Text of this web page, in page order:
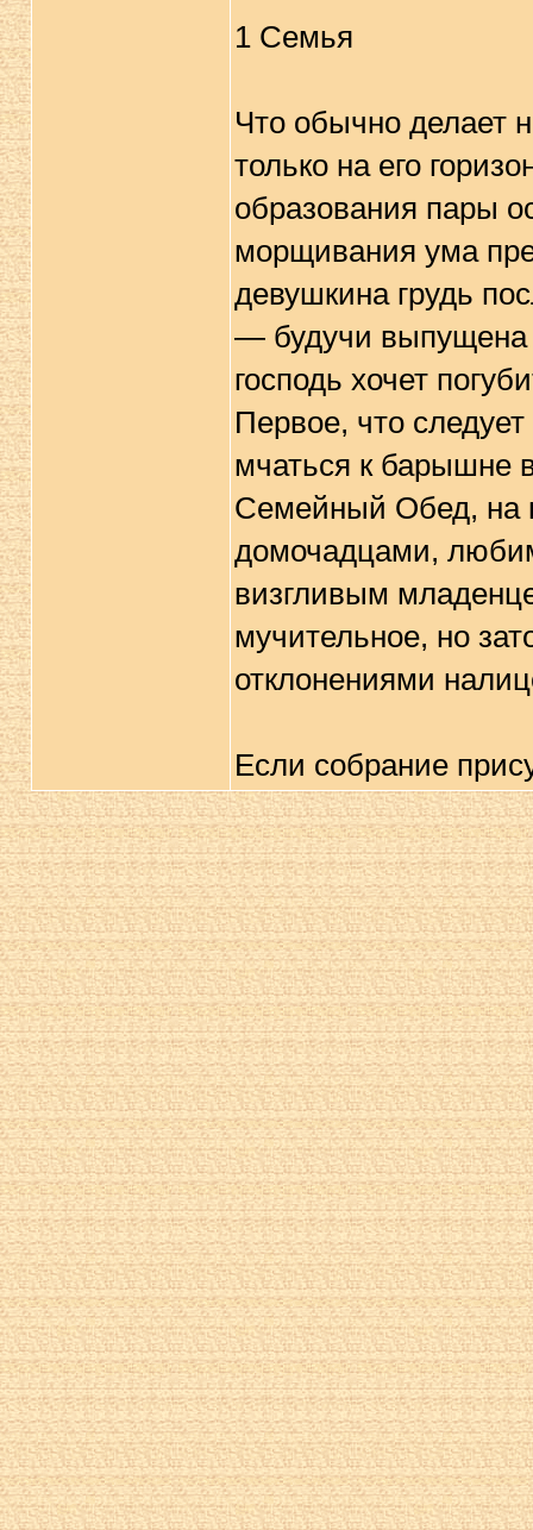
1 Семья
Что обычно делает
только на его
образования пары
морщивания ума
девушкина грудь
— будучи выпущена
господь хочет
Первое, что
мчаться к барышне
Семейный Обед, на
домочадцами,
визгливым
мучительное, но
отклонениями
Если собрание